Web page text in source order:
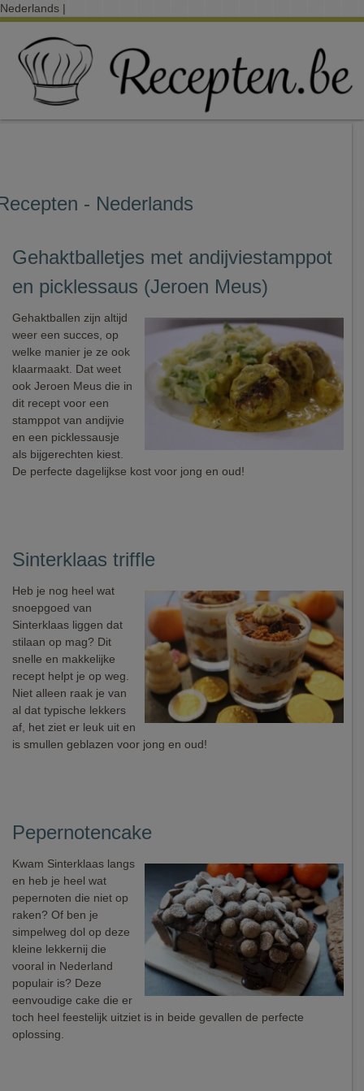
Nederlands |
- Nederlands
Gehaktballetjes met andijviestamppot
en picklessaus (Jeroen Meus)
Gehaktballen zijn altijd
weer een succes, op
welke manier je ze ook
klaarmaakt. Dat weet
ook Jeroen Meus die in
dit recept voor een
stamppot van andijvie
en een picklessausje
als bijgerechten kiest.
De perfecte dagelijkse kost voor jong en oud!
Sinterklaas triffle
Heb je nog heel wat
snoepgoed van
Sinterklaas liggen dat
stilaan op mag? Dit
snelle en makkelijke
recept helpt je op weg.
Niet alleen raak je van
al dat typische lekkers
af, het ziet er leuk uit en
is smullen geblazen voor jong en oud!
Pepernotencake
Kwam Sinterklaas langs
en heb je heel wat
pepernoten die niet op
raken? Of ben je
simpelweg dol op deze
kleine lekkernij die
vooral in Nederland
populair is? Deze
eenvoudige cake die er
toch heel feestelijk uitziet is in beide gevallen de perfecte
oplossing.